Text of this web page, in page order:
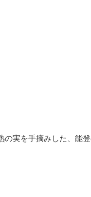
実を手摘みした、能